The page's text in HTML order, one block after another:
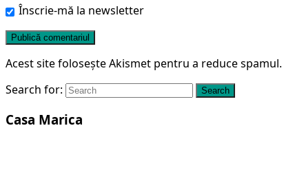
Înscrie-mă la newsletter
Acest site folosește Akismet pentru a reduce spamul.
Search for:
Search
Casa Marica